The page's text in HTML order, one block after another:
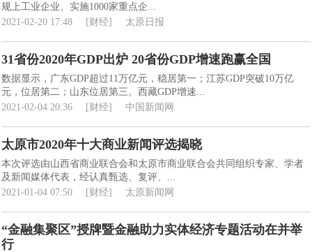
规上工业企业、实施1000家重点企...
2021-02-20 17:48
[财经] 太原日报
31省份2020年GDP出炉 20省份GDP增速跑赢全国
数据显示，广东GDP超过11万亿元，稳居第一；江苏GDP突破10万亿
元，位居第二；山东位居第三。西藏GDP增速...
2021-02-04 20:36
[财经] 中国新闻网
太原市2020年十大商业新闻评选揭晓
本次评选由山西省商业联合会和太原市商业联合会共同组织专家、学者
及新闻媒体代表，经认真甄选、复评、...
2021-01-04 07:50
[财经] 太原新闻网
“金融集聚区”授牌暨金融助力实体经济专题活动在并举
行